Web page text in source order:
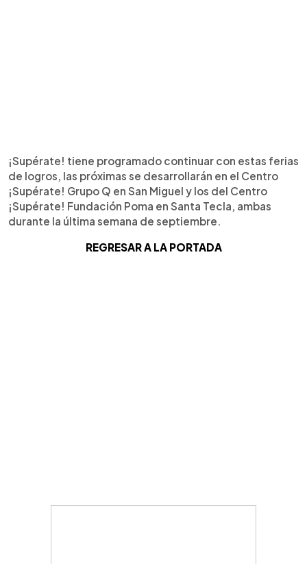
¡Supérate! tiene programado continuar con estas ferias
de logros, las próximas se desarrollarán en el Centro
¡Supérate! Grupo Q en San Miguel y los del Centro
¡Supérate! Fundación Poma en Santa Tecla, ambas
durante la última semana de septiembre.
REGRESAR A LA PORTADA